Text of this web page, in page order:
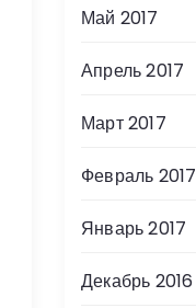
Май 2017
Апрель 2017
Март 2017
Февраль 2017
Январь 2017
Декабрь 2016